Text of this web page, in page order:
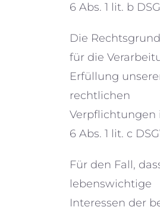
6 Abs. 1 lit. b
Die
für die
Erfüllung
recht­li­chen
Verpflichtungen
6 Abs. 1 lit. c
Für den Fall,
lebens­wich­tige
Interessen der